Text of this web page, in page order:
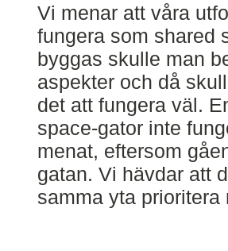
Vi menar att våra
fungera som shared
byggas skulle man
aspekter och då
det att fungera väl.
space-gator inte
menat, eftersom
gatan. Vi hävdar att
samma yta